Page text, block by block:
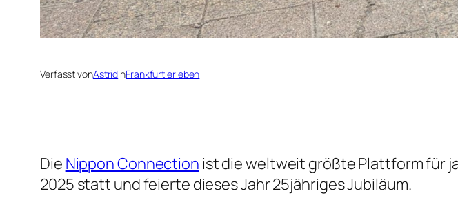
Verfasst vonAstridinFrankfurt erleben
Die Nippon Connection ist die weltweit größte Plattform für
2025 statt und feierte dieses Jahr 25jähriges Jubiläum.